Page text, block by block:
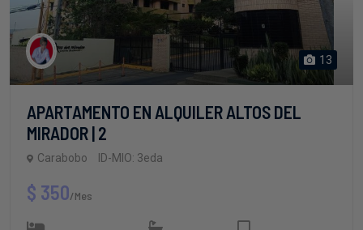
13
APARTAMENTO EN ALQUILER ALTOS DEL
MIRADOR | 2
Carabobo ID-MIO: 3eda
$ 350/Mes